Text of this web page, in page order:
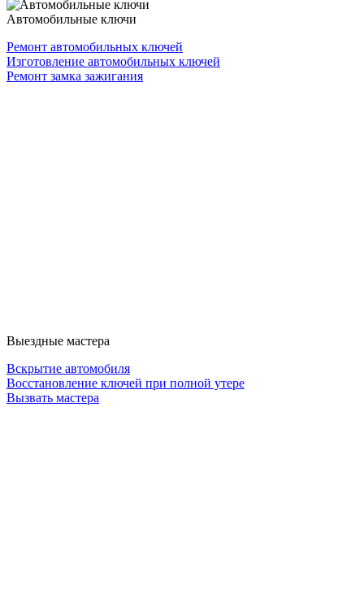
Автомобильные ключи
Ремонт автомобильных ключей
Изготовление автомобильных ключей
Ремонт замка зажигания
Выездные мастера
Вскрытие автомобиля
Восстановление ключей при полной утере
Вызвать мастера